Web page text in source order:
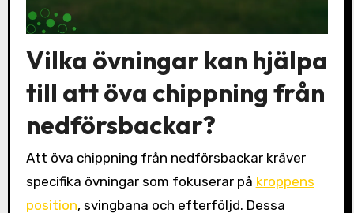
Vilka övningar kan hjälpa
till att öva chippning från
nedförsbackar?
Att öva chippning från nedförsbackar kräver
specifika övningar som fokuserar på kroppens
position, svingbana och efterföljd. Dessa